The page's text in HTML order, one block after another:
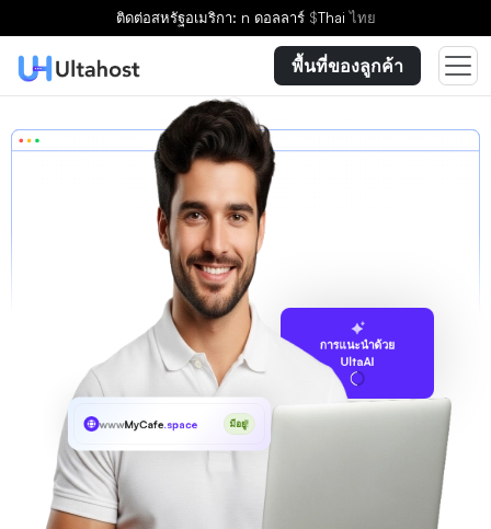
ติดต่อสหรัฐอเมริกา: n ดอลลาร์ $Thaiไทย
พื้นที่ของลูกค้า
การแนะนำด้วย
UltaAI
wwwMyCafe.space มีอยู่!